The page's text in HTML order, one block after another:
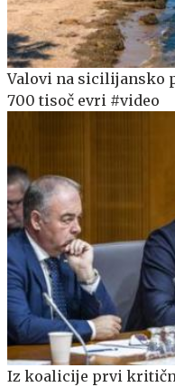
Valovi na sicilijansko
700 tisoč evri #video
Iz koalicije prvi